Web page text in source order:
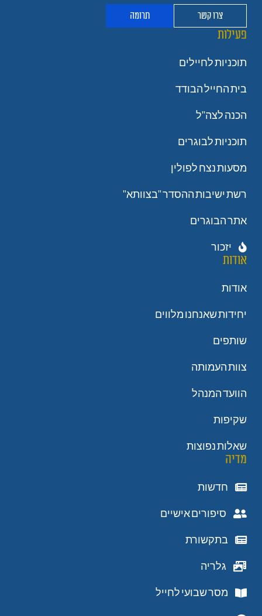
צרו קשר תרומה
פעילות
תוכניות לחיילים
בית החייל הבודד
הכנה לצה"ל
תוכניות לבוגרים
מסעות נצח לפולין
רשת ישיבות ההסדר "בצוותא"
אתר הבוגרים
יזכור
אודות
אודות
יחידות שאנחנו מלווים
שותפים
צוות העמותה
הוועד המנהל
שקיפות
שאלות נפוצות
מדיה
חדשות
סיפורים אישיים
בתקשורת
גלריה
מסר שבועי לחייל